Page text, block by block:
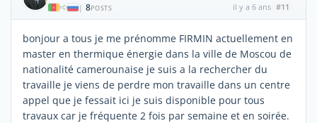
| 8POSTS il y a 6 ans #11
bonjour a tous je me prénomme FIRMIN actuellement en
master en thermique énergie dans la ville de Moscou de
nationalité camerounaise je suis a la rechercher du
travaille je viens de perdre mon travaille dans un centre
appel que je fessait ici je suis disponible pour tous
travaux car je fréquente 2 fois par semaine et en soirée.